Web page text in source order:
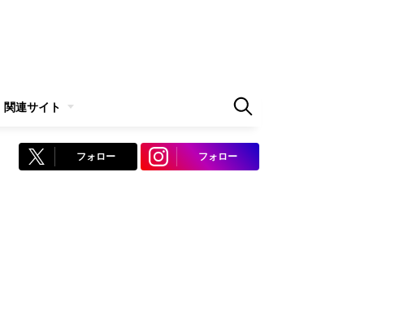
関連サイト
フォロー フォロー